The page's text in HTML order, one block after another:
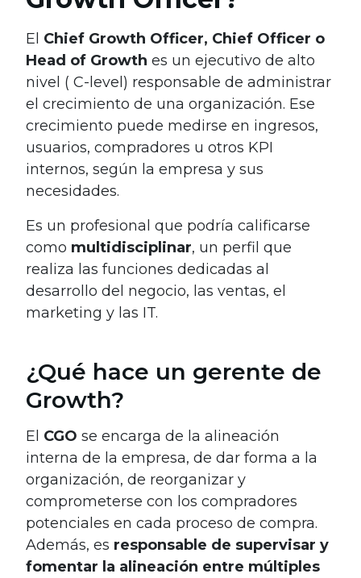
El Chief Growth Officer, Chief Officer o
Head of Growth es un ejecutivo de alto
nivel ( C-level) responsable de administrar
el crecimiento de una organización. Ese
crecimiento puede medirse en ingresos,
usuarios, compradores u otros KPI
internos, según la empresa y sus
necesidades.
Es un profesional que podría calificarse
como multidisciplinar, un perfil que
realiza las funciones dedicadas al
desarrollo del negocio, las ventas, el
marketing y las IT.
¿Qué hace un gerente de
Growth?
El CGO se encarga de la alineación
interna de la empresa, de dar forma a la
organización, de reorganizar y
comprometerse con los compradores
potenciales en cada proceso de compra.
Además, es responsable de supervisar y
fomentar la alineación entre múltiples